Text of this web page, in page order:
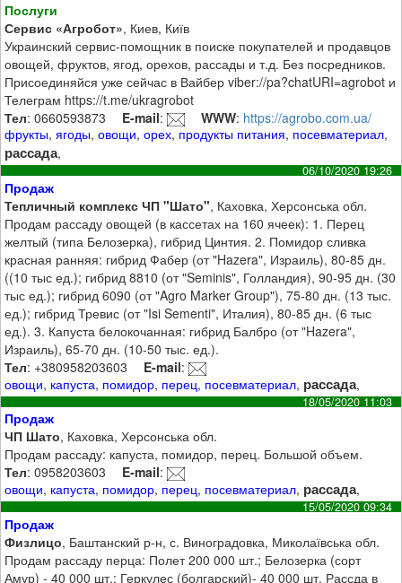
Послуги
Сервис «Агробот», Киев, Київ
Украинский сервис-помощник в поиске покупателей и продавцов
овощей, фруктов, ягод, орехов, рассады и т.д. Без посредников.
Присоединяйся уже сейчас в Вайбер viber://pa?chatURI=agrobot и
Телеграм https://t.me/ukragrobot
Тел: 0660593873 E-mail: WWW: https://agrobo.com.ua/
фрукты,ягоды,овощи,орех, продукты питания, посевматериал,
рассада,
06/10/2020 19:26
Продаж
Тепличный комплекс ЧП "Шато", Каховка, Херсонська обл.
Продам рассаду овощей (в кассетах на 160 ячеек): 1. Перец
желтый (типа Белозерка), гибрид Цинтия. 2. Помидор сливка
красная ранняя: гибрид Фабер (от "Hazera", Израиль), 80-85 дн.
((10 тыс ед.); гибрид 8810 (от "Seminis", Голландия), 90-95 дн. (30
тыс ед.); гибрид 6090 (от "Agro Marker Group"), 75-80 дн. (13 тыс.
ед.); гибрид Тревис (от "Isi Sementi", Италия), 80-85 дн. (6 тыс
ед.). 3. Капуста белокочанная: гибрид Балбро (от "Hazera",
Израиль), 65-70 дн. (10-50 тыс. ед.).
Тел: +380958203603 E-mail:
овощи, капуста, помидор, перец, посевматериал, рассада,
18/05/2020 11:03
Продаж
ЧП Шато, Каховка, Херсонська обл.
Продам рассаду: капуста, помидор, перец. Большой объем.
Тел: 0958203603 E-mail:
овощи, капуста, помидор, перец, посевматериал, рассада,
15/05/2020 09:34
Продаж
Физлицо, Баштанский р-н, с. Виноградовка, Миколаївська обл.
Продам рассаду перца: Полет 200 000 шт.; Белозерка (сорт
Амур) - 40 000 шт.; Геркулес (болгарский)- 40 000 шт. Рассда в